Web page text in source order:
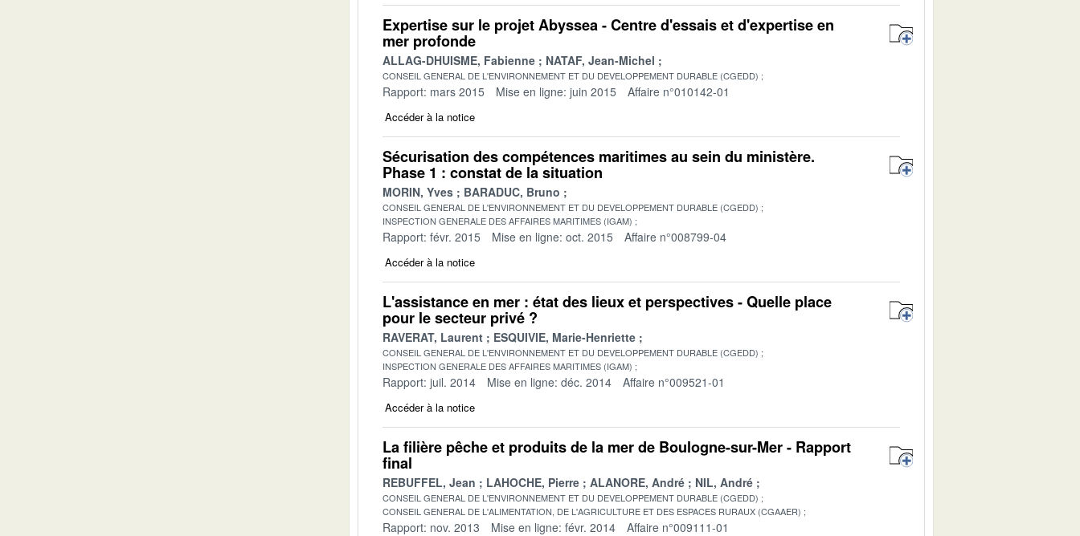
Expertise sur le projet Abyssea - Centre d'essais et d'expertise en
mer profonde
ALLAG-DHUISME, Fabienne NATAF, Jean-Michel
CONSEIL GENERAL DE L'ENVIRONNEMENT ET DU DEVELOPPEMENT DURABLE (CGEDD)
Rapport: mars 2015 Mise en ligne: juin 2015 Affaire n°010142-01
Accéder à la notice
Sécurisation des compétences maritimes au sein du ministère.
Phase 1 : constat de la situation
MORIN, Yves BARADUC, Bruno
CONSEIL GENERAL DE L'ENVIRONNEMENT ET DU DEVELOPPEMENT DURABLE (CGEDD)
INSPECTION GENERALE DES AFFAIRES MARITIMES (IGAM)
Rapport: févr. 2015 Mise en ligne: oct. 2015 Affaire n°008799-04
Accéder à la notice
L'assistance en mer : état des lieux et perspectives - Quelle place
pour le secteur privé ?
RAVERAT, Laurent ESQUIVIE, Marie-Henriette
CONSEIL GENERAL DE L'ENVIRONNEMENT ET DU DEVELOPPEMENT DURABLE (CGEDD)
INSPECTION GENERALE DES AFFAIRES MARITIMES (IGAM)
Rapport: juil. 2014 Mise en ligne: déc. 2014 Affaire n°009521-01
Accéder à la notice
La filière pêche et produits de la mer de Boulogne-sur-Mer - Rapport
final
REBUFFEL, Jean LAHOCHE, Pierre ALANORE, André NIL, André
CONSEIL GENERAL DE L'ENVIRONNEMENT ET DU DEVELOPPEMENT DURABLE (CGEDD)
CONSEIL GENERAL DE L'ALIMENTATION, DE L'AGRICULTURE ET DES ESPACES RURAUX (CGAAER)
Rapport: nov. 2013 Mise en ligne: févr. 2014 Affaire n°009111-01